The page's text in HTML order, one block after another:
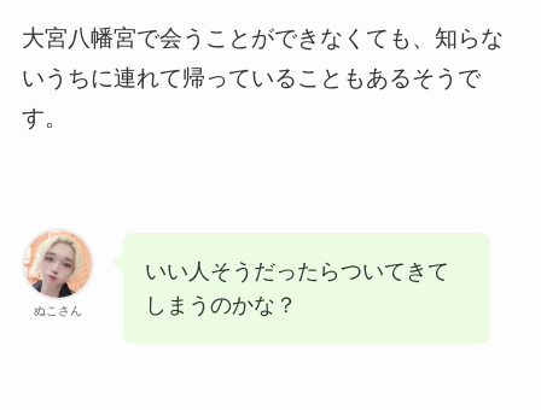
大宮八幡宮で会うことができなくても、知らな
いうちに連れて帰っていることもあるそうで
す。
ぬこさん
いい人そうだったらついてきて
しまうのかな？